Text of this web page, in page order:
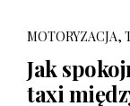
MOTORYZACJA,
Jak
taxi